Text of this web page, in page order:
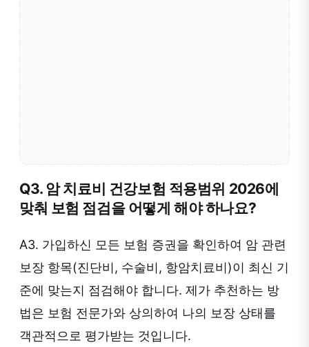
Q3. 암 치료비 건강보험 적용범위 2026에
맞춰 보험 점검을 어떻게 해야 하나요?
A3. 가입하신 모든 보험 증권을 확인하여 암 관련
보장 항목(진단비, 수술비, 항암치료비)이 최신 기
준에 맞는지 점검해야 합니다. 제가 추천하는 방
법은 보험 전문가와 상의하여 나의 보장 상태를
객관적으로 평가받는 것입니다.